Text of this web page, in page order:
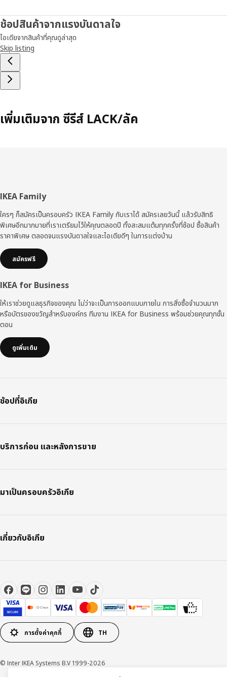
ช้อปสินค้าจากแรงบันดาลใจ
ไอเดียจากสินค้าที่คุณดูล่าสุด
Skip listing
เพิ่มเติมจาก ซีรีส์ LACK/ลัค
ส่วน
ท้าย
IKEA Family
ใครๆ ก็สมัครเป็นครอบครัว IKEA Family กับเราได้ สมัครเลยวันนี้ แล้วรับสิทธิ
พิเศษอีกมากมายที่เราเตรียมไว้ให้คุณตลอดปี ทั้งสะสมแต้มทุกครั้งที่ช้อป ซื้อสินค้า
ราคาพิเศษ ตลอดจนแรงบันดาลใจและไอเดียดีๆ ในการแต่งบ้าน
สมัครฟรี
IKEA for Business
ให้เราช่วยดูแลธุรกิจของคุณ ไม่ว่าจะเป็นการออกแบบภายใน การสั่งซื้อจำนวนมาก
หรือบัตรของขวัญสำหรับองค์กร ทีมงาน IKEA for Business พร้อมช่วยคุณทุกขั้น
ตอน
ดูเพิ่มเติม
ช้อปที่อิเกีย
บริการก่อน และหลังการขาย
มาเป็นครอบครัวอิเกีย
เกี่ยวกับอิเกีย
การตั้งค่าคุกกี้ TH
© Inter IKEA Systems B.V 1999-2026